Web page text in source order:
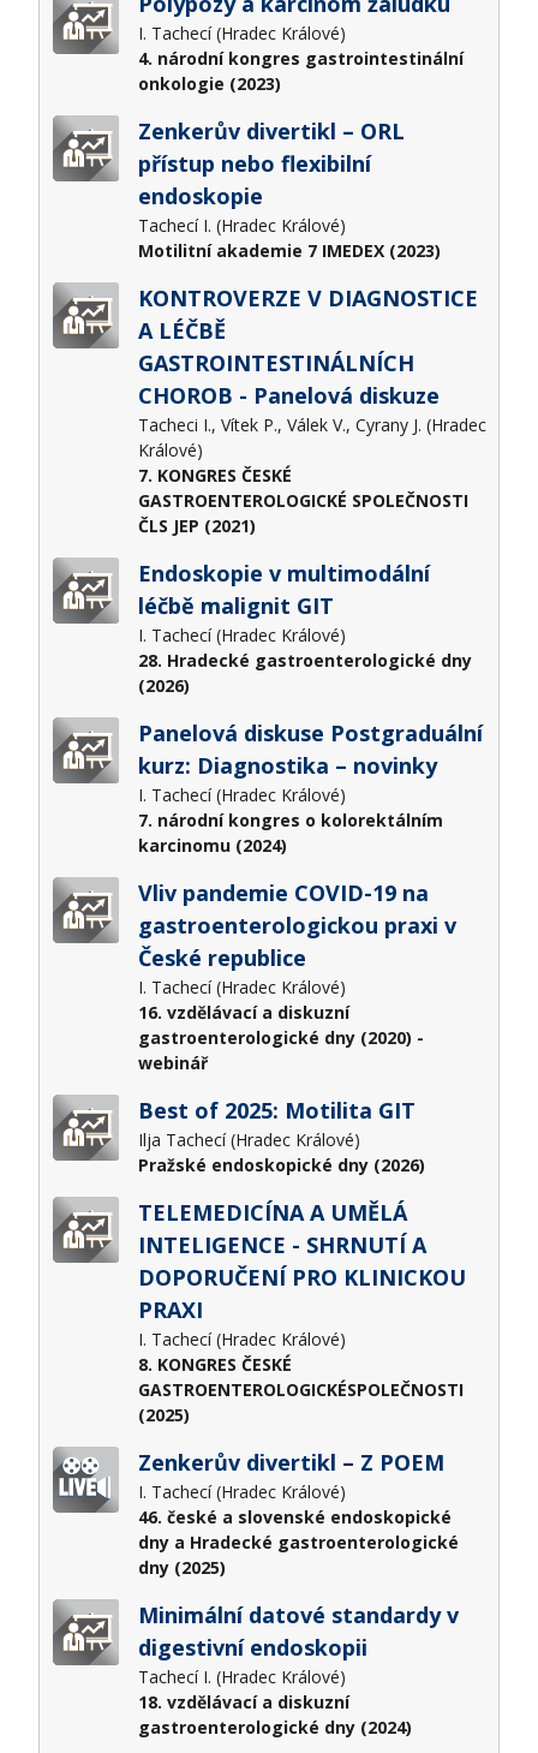
I. Tachecí (Hradec Králové)
4. národní kongres gastrointestinální
onkologie (2023)
Zenkerův divertikl – ORL
přístup nebo flexibilní
endoskopie
Tachecí I. (Hradec Králové)
Motilitní akademie 7 IMEDEX (2023)
KONTROVERZE V DIAGNOSTICE
A LÉČBĚ
GASTROINTESTINÁLNÍCH
CHOROB - Panelová diskuze
Tacheci I., Vítek P., Válek V., Cyrany J. (Hradec
Králové)
7. KONGRES ČESKÉ
GASTROENTEROLOGICKÉ SPOLEČNOSTI
ČLS JEP (2021)
Endoskopie v multimodální
léčbě malignit GIT
I. Tachecí (Hradec Králové)
28. Hradecké gastroenterologické dny
(2026)
Panelová diskuse Postgraduální
kurz: Diagnostika – novinky
I. Tachecí (Hradec Králové)
7. národní kongres o kolorektálním
karcinomu (2024)
Vliv pandemie COVID-19 na
gastroenterologickou praxi v
České republice
I. Tachecí (Hradec Králové)
16. vzdělávací a diskuzní
gastroenterologické dny (2020) -
webinář
Best of 2025: Motilita GIT
Ilja Tachecí (Hradec Králové)
Pražské endoskopické dny (2026)
TELEMEDICÍNA A UMĚLÁ
INTELIGENCE - SHRNUTÍ A
DOPORUČENÍ PRO KLINICKOU
PRAXI
I. Tachecí (Hradec Králové)
8. KONGRES ČESKÉ
GASTROENTEROLOGICKÉSPOLEČNOSTI
(2025)
Zenkerův divertikl – Z POEM
I. Tachecí (Hradec Králové)
46. české a slovenské endoskopické
dny a Hradecké gastroenterologické
dny (2025)
Minimální datové standardy v
digestivní endoskopii
Tachecí I. (Hradec Králové)
18. vzdělávací a diskuzní
gastroenterologické dny (2024)